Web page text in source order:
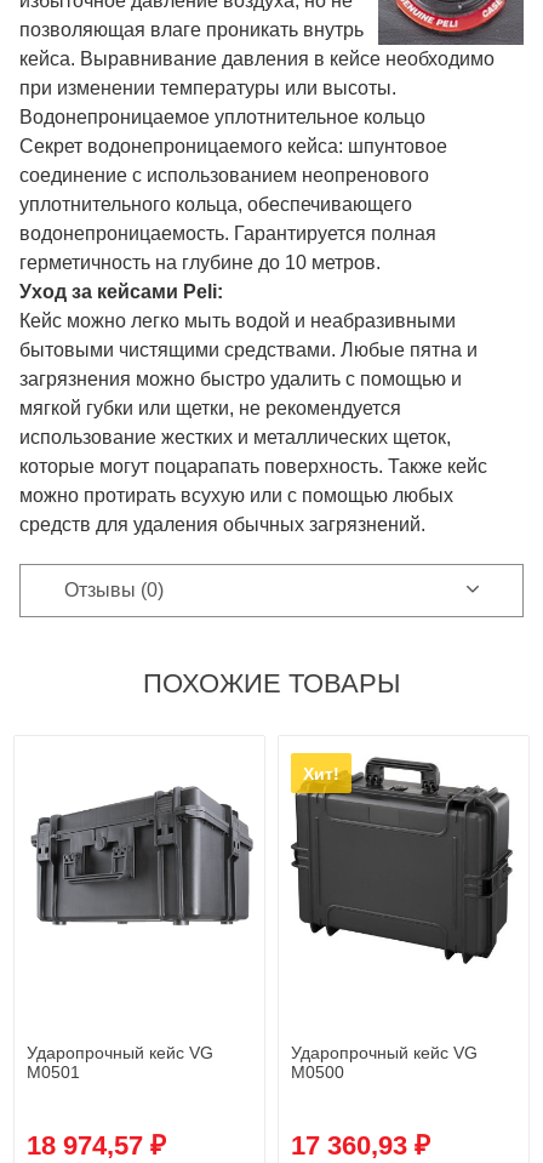
позволяющая влаге проникать внутрь
кейса. Выравнивание давления в кейсе необходимо
при изменении температуры или высоты.
Водонепроницаемое уплотнительное кольцо
Секрет водонепроницаемого кейса: шпунтовое
соединение с использованием неопренового
уплотнительного кольца, обеспечивающего
водонепроницаемость. Гарантируется полная
герметичность на глубине до 10 метров.
Уход за кейсами Peli:
Кейс можно легко мыть водой и неабразивными
бытовыми чистящими средствами. Любые пятна и
загрязнения можно быстро удалить с помощью и
мягкой губки или щетки, не рекомендуется
использование жестких и металлических щеток,
которые могут поцарапать поверхность. Также кейс
можно протирать всухую или с помощью любых
средств для удаления обычных загрязнений.
Отзывы (0)
ПОХОЖИЕ ТОВАРЫ
Ударопрочный кейс VG
M0501
18 974,57 ₽
Хит!
Ударопрочный кейс VG
M0500
17 360,93 ₽